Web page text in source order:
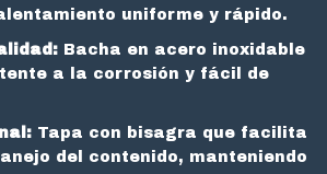
uniforme y rápido.
Bacha en acero inoxidable
a la corrosión y fácil de
Tapa con bisagra que facilita
del contenido, manteniendo